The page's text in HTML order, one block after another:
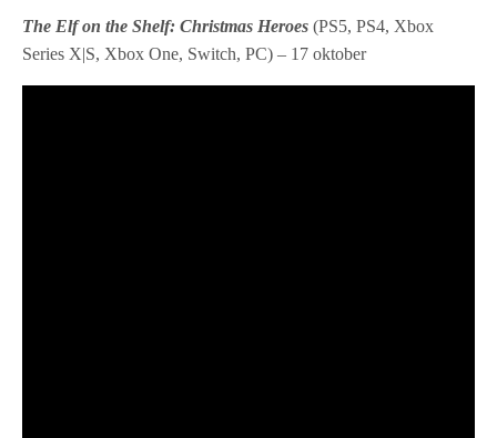
The Elf on the Shelf: Christmas Heroes (PS5, PS4, Xbox
Series X|S, Xbox One, Switch, PC) – 17 oktober